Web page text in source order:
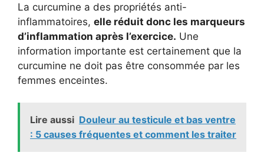
La curcumine a des propriétés anti-
inflammatoires, elle réduit donc les marqueurs
d’inflammation après l’exercice. Une
information importante est certainement que la
curcumine ne doit pas être consommée par les
femmes enceintes.
Lire aussi Douleur au testicule et bas ventre
: 5 causes fréquentes et comment les traiter